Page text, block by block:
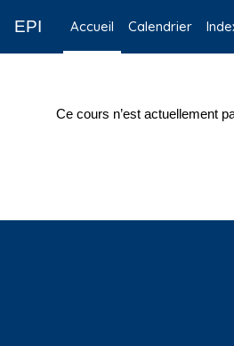
EPI Accueil Calendrier
Ce cours n’est actuellement